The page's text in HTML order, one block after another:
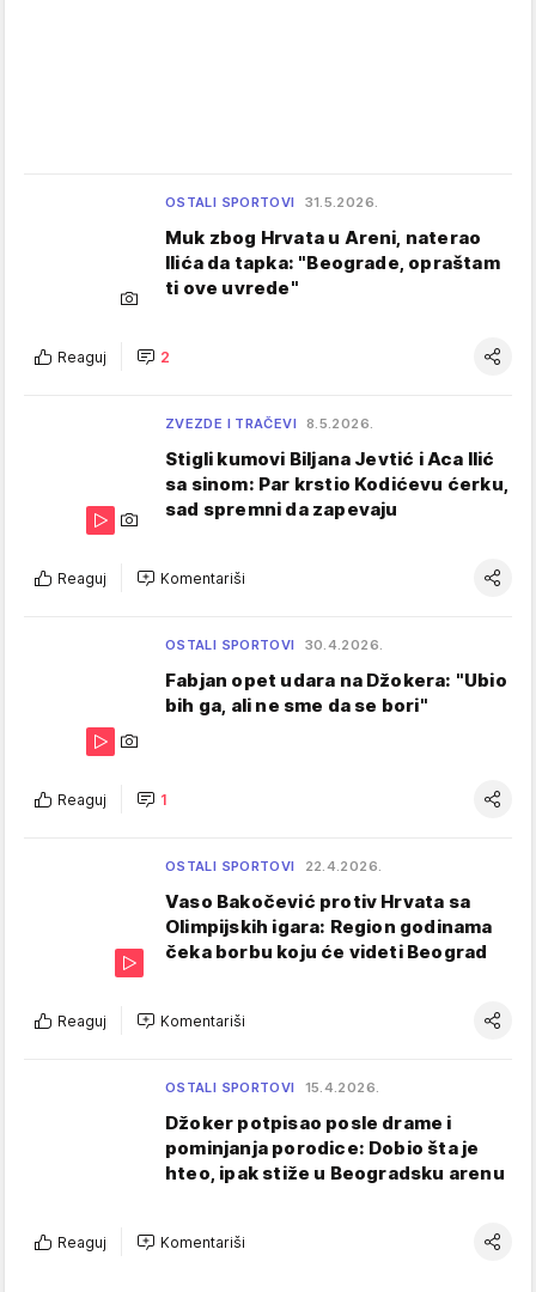
OSTALI SPORTOVI 31.5.2026.
Muk zbog Hrvata u Areni, naterao
Ilića da tapka: "Beograde, opraštam
ti ove uvrede"
Reaguj 2
ZVEZDE I TRAČEVI 8.5.2026.
Stigli kumovi Biljana Jevtić i Aca Ilić
sa sinom: Par krstio Kodićevu ćerku,
sad spremni da zapevaju
Reaguj Komentariši
OSTALI SPORTOVI 30.4.2026.
Fabjan opet udara na Džokera: "Ubio
bih ga, ali ne sme da se bori"
Reaguj 1
OSTALI SPORTOVI 22.4.2026.
Vaso Bakočević protiv Hrvata sa
Olimpijskih igara: Region godinama
čeka borbu koju će videti Beograd
Reaguj Komentariši
OSTALI SPORTOVI 15.4.2026.
Džoker potpisao posle drame i
pominjanja porodice: Dobio šta je
hteo, ipak stiže u Beogradsku arenu
Reaguj Komentariši